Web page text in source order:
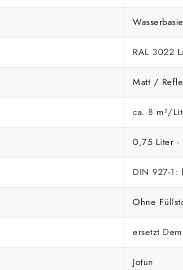
RAL 3022
Matt /
ca. 8 m²/
0,75 Liter
DIN 927-1:
Ohne
ersetzt
Jotun